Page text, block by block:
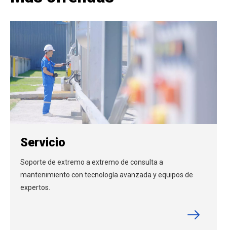
Servicio
Soporte de extremo a extremo de consulta a
mantenimiento con tecnología avanzada y equipos de
expertos.